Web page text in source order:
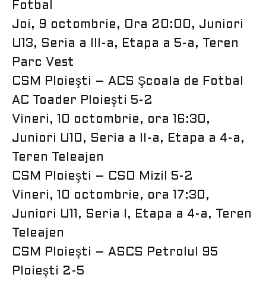
Fotbal
Joi, 9 octombrie, Ora 20:00, Juniori
U13, Seria a III-a, Etapa a 5-a, Teren
Parc Vest
CSM Ploieşti – ACS Şcoala de Fotbal
AC Toader Ploieşti 5-2
Vineri, 10 octombrie, ora 16:30,
Juniori U10, Seria a II-a, Etapa a 4-a,
Teren Teleajen
CSM Ploieşti – CSO Mizil 5-2
Vineri, 10 octombrie, ora 17:30,
Juniori U11, Seria I, Etapa a 4-a, Teren
Teleajen
CSM Ploieşti – ASCS Petrolul 95
Ploieşti 2-5